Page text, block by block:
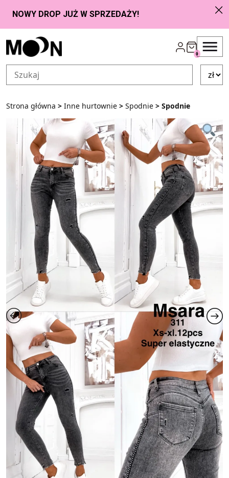
Przejdź do zawartości
0
Strona główna > Inne hurtownie > Spodnie > Spodnie